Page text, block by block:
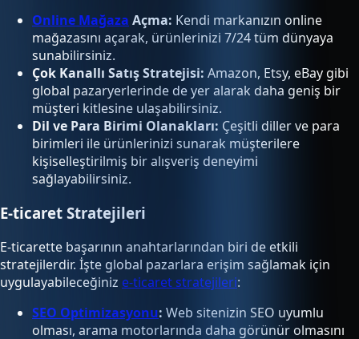
Online Mağaza Açma: Kendi markanızın online
mağazasını açarak, ürünlerinizi 7/24 tüm dünyaya
sunabilirsiniz.
Çok Kanallı Satış Stratejisi: Amazon, Etsy, eBay gibi
global pazaryerlerinde de yer alarak daha geniş bir
müşteri kitlesine ulaşabilirsiniz.
Dil ve Para Birimi Olanakları: Çeşitli diller ve para
birimleri ile ürünlerinizi sunarak müşterilere
kişiselleştirilmiş bir alışveriş deneyimi
sağlayabilirsiniz.
E-ticaret Stratejileri
E-ticarette başarının anahtarlarından biri de etkili
stratejilerdir. İşte global pazarlara erişim sağlamak için
uygulayabileceğiniz e-ticaret stratejileri:
SEO Optimizasyonu: Web sitenizin SEO uyumlu
olması, arama motorlarında daha görünür olmasını